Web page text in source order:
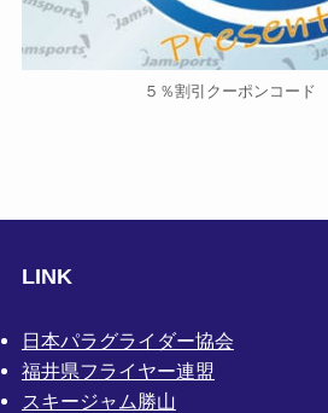
５％割引クーポンコード
LINK
日本パラグライダー協会
福井県フライヤー連盟
スキージャム勝山